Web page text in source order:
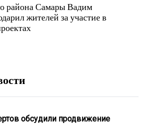
района Самары Вадим
жителей за участие в
обсудили продвижение